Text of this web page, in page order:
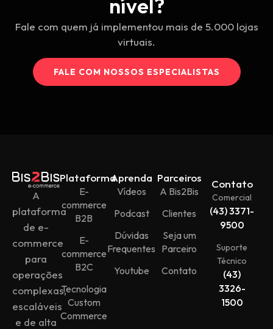
nível?
Fale com quem já implementou mais de 5.000 lojas
virtuais.
FALE COM NOSSOS ESPECIALISTAS
A
plataforma
de e-
commerce
para
operações
complexas,
escaláveis
e de alta
Plataforma
E-
commerce
B2B
E-
commerce
B2C
Tecnologia
Custom
Commerce
Aprenda
Vídeos
Podcast
Dúvidas
Frequentes
Youtube
Parceiros
A Bis2Bis
Clientes
Seja um
Parceiro
Contato
Contato
Comercial
(43) 3371-
9500
Suporte
Técnico
(43)
3326-
1500